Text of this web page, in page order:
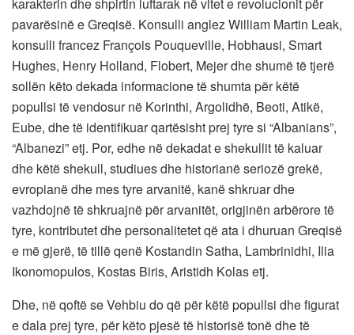
pavarësinë e Greqisë. Konsulli anglez William Martin Leak,
konsulli francez François Pouqueville, Hobhausi, Smart
Hughes, Henry Holland, Flobert, Mejer dhe shumë të tjerë
sollën këto dekada informacione të shumta për këtë
popullsi të vendosur në Korinthi, Argolidhë, Beoti, Atikë,
Eube, dhe të identifikuar qartësisht prej tyre si “Albanians”,
“Albanezi” etj. Por, edhe në dekadat e shekullit të kaluar
dhe këtë shekull, studiues dhe historianë seriozë grekë,
evropianë dhe mes tyre arvanitë, kanë shkruar dhe
vazhdojnë të shkruajnë për arvanitët, origjinën arbërore të
tyre, kontributet dhe personalitetet që ata i dhuruan Greqisë
e më gjerë, të tillë qenë Kostandin Satha, Lambrinidhi, Ilia
Ikonomopulos, Kostas Biris, Aristidh Kolas etj.
Dhe, në qoftë se Vehbiu do që për këtë popullsi dhe figurat
e dala prej tyre, për këto pjesë të historisë tonë dhe të